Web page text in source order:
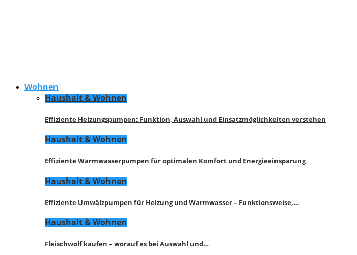
Wohnen
Haushalt & Wohnen
Effiziente Heizungspumpen: Funktion, Auswahl und Einsatzmöglichkeiten verstehen
Haushalt & Wohnen
Effiziente Warmwasserpumpen für optimalen Komfort und Energieeinsparung
Haushalt & Wohnen
Effiziente Umwälzpumpen für Heizung und Warmwasser – Funktionsweise,…
Haushalt & Wohnen
Fleischwolf kaufen – worauf es bei Auswahl und…